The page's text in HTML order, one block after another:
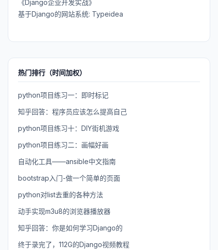
《Django企业开发实战》
基于Django的网站系统: Typeidea
热门排行（时间加权）
python项目练习一：即时标记
知乎回答：程序员应该怎么提高自己
python项目练习十：DIY街机游戏
python项目练习二：画幅好画
自动化工具——ansible中文指南
bootstrap入门-做一个简单的页面
python对list去重的各种方法
动手实现m3u8的浏览器播放器
知乎回答：你是如何学习Django的
终于录完了，112G的Django视频教程